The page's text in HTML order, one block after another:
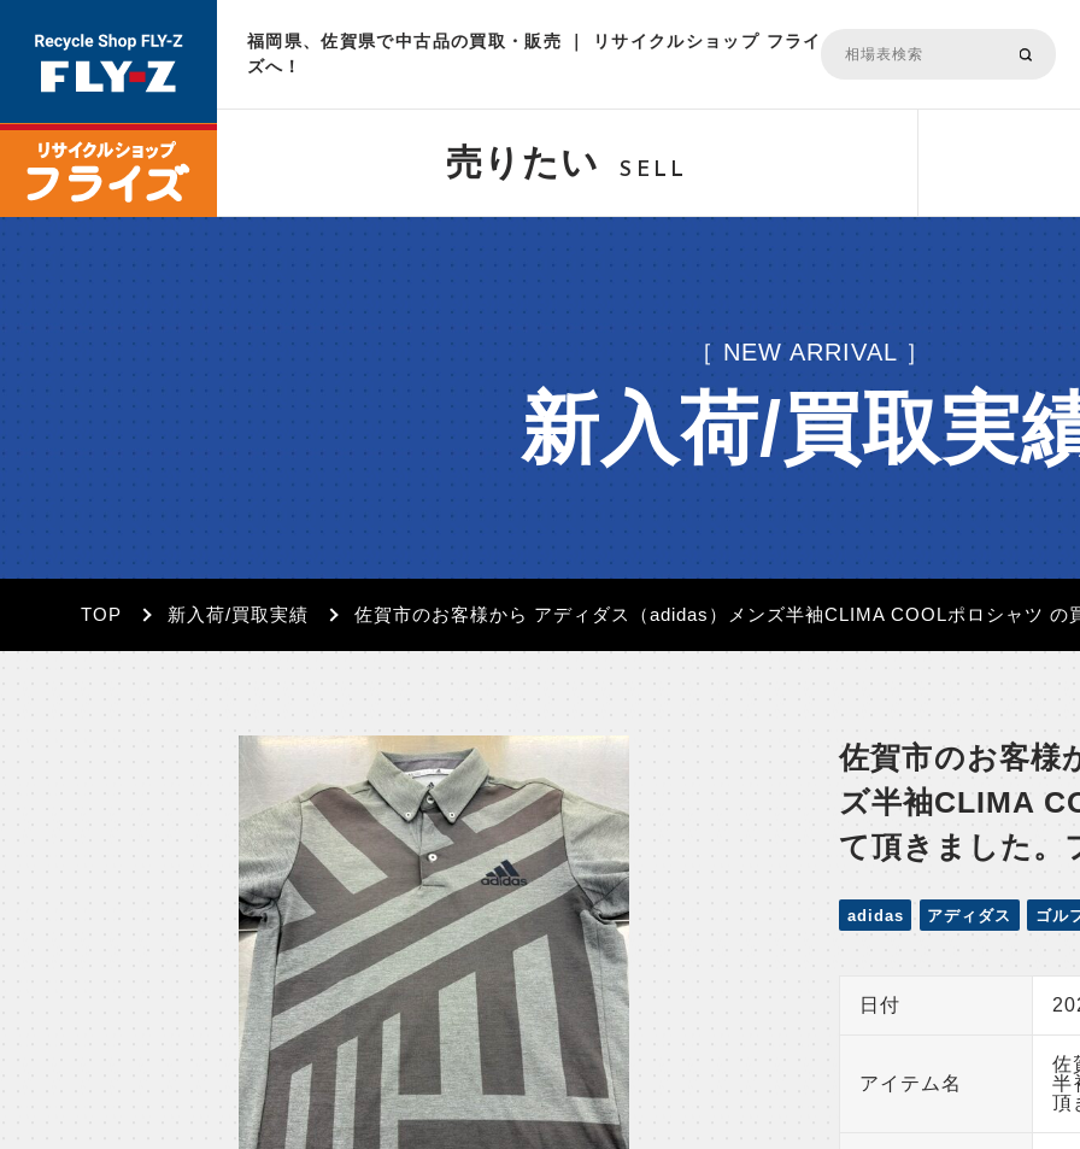
福岡県、佐賀県で中古品の買取・販売 ｜ リサイクルショップ フライ
ズへ！
売りたい SELL
［ NEW ARRIVAL ］
新入荷/買取実
TOP 新入荷/買取実績 佐賀市のお客様から アディダス（adidas）メンズ半袖CLIMA COOLポロシャツ の
佐賀市のお客様
ズ半袖CLIMA
て頂きました。
adidas アディダス ゴル
日付
アイテム名
佐
半
頂